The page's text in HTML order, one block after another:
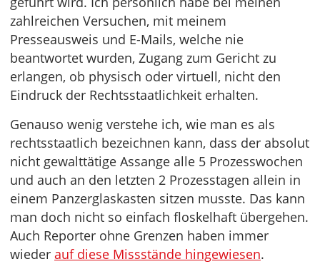
zahlreichen Versuchen, mit meinem
Presseausweis und E-Mails, welche nie
beantwortet wurden, Zugang zum Gericht zu
erlangen, ob physisch oder virtuell, nicht den
Eindruck der Rechtsstaatlichkeit erhalten.
Genauso wenig verstehe ich, wie man es als
rechtsstaatlich bezeichnen kann, dass der absolut
nicht gewalttätige Assange alle 5 Prozesswochen
und auch an den letzten 2 Prozesstagen allein in
einem Panzerglaskasten sitzen musste. Das kann
man doch nicht so einfach floskelhaft übergehen.
Auch Reporter ohne Grenzen haben immer
wieder auf diese Missstände hingewiesen.